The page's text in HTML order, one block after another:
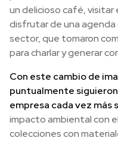
un delicioso café, visitar
disfrutar de una
sector, que tomaron
para charlar y generar
Con este cambio de
puntualmente
empresa cada vez más
impacto ambiental con
colecciones con